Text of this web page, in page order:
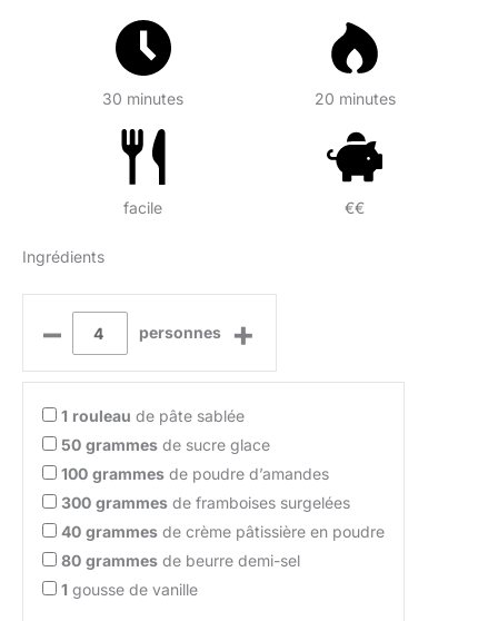
30 minutes 20 minutes
facile €€
Ingrédients
– personnes +
1 rouleau de pâte sablée
50 grammes de sucre glace
100 grammes de poudre d’amandes
300 grammes de framboises surgelées
40 grammes de crème pâtissière en poudre
80 grammes de beurre demi-sel
1 gousse de vanille